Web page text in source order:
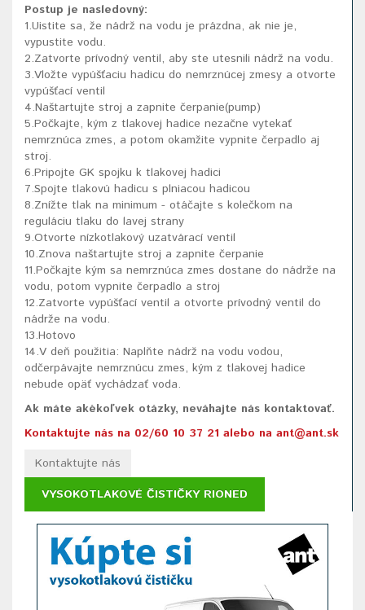
Postup je nasledovný:
1.Uistite sa, že nádrž na vodu je prázdna, ak nie je,
vypustite vodu.
2.Zatvorte prívodný ventil, aby ste utesnili nádrž na vodu.
3.Vložte vypúšťaciu hadicu do nemrznúcej zmesy a otvorte
vypúšťací ventil
4.Naštartujte stroj a zapnite čerpanie(pump)
5.Počkajte, kým z tlakovej hadice nezačne vytekať
nemrznúca zmes, a potom okamžite vypnite čerpadlo aj
stroj.
6.Pripojte GK spojku k tlakovej hadici
7.Spojte tlakovú hadicu s plniacou hadicou
8.Znížte tlak na minimum - otáčajte s kolečkom na
reguláciu tlaku do lavej strany
9.Otvorte nízkotlakový uzatvárací ventil
10.Znova naštartujte stroj a zapnite čerpanie
11.Počkajte kým sa nemrznúca zmes dostane do nádrže na
vodu, potom vypnite čerpadlo a stroj
12.Zatvorte vypúšťací ventil a otvorte prívodný ventil do
nádrže na vodu.
13.Hotovo
14.V deň použitia: Naplňte nádrž na vodu vodou,
odčerpávajte nemrznúcu zmes, kým z tlakovej hadice
nebude opäť vychádzať voda.
Ak máte akékoľvek otázky, neváhajte nás kontaktovať.
Kontaktujte nás na 02/60 10 37 21 alebo na ant@ant.sk
Kontaktujte nás
VYSOKOTLAKOVÉ ČISTIČKY RIONED